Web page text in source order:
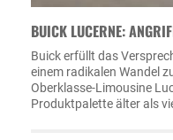
BUICK LUCERNE:
Buick erfüllt das
einem radikalen Wandel
Oberklasse-Limousine
Produktpalette älter als